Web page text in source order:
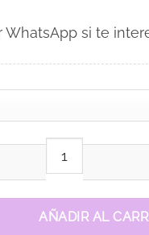
si te
AÑADIR AL